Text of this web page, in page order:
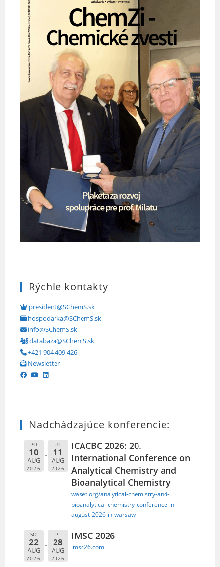
Rýchle kontakty
president@SChemS.sk
hospodarka@SChemS.sk
info@SChemS.sk
databaza@SChemS.sk
+421 904 409 426
Newsletter
Nadchádzajúce konferencie:
PO
10
AUG
2026
UT
11
AUG
2026
ICACBC 2026: 20.
International Conference on
Analytical Chemistry and
Bioanalytical Chemistry
waset.org/analytical-chemistry-and-
bioanalytical-chemistry-conference-in-
august-2026-in-warsaw
SO
22
AUG
2026
PI
28
AUG
2026
IMSC 2026
imsc26.com